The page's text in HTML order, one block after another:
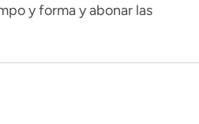
y forma y abonar las